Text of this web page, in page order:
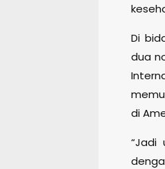
Di
dua
di
“Jadi